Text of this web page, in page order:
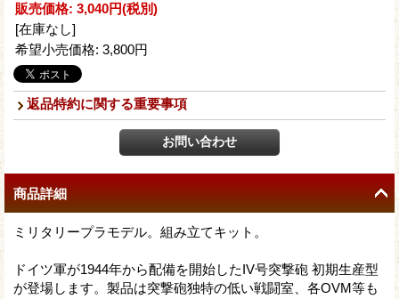
販売価格: 3,040円(税別)
[在庫なし]
希望小売価格: 3,800円
返品特約に関する重要事項
商品詳細
ミリタリープラモデル。組み立てキット。
ドイツ軍が1944年から配備を開始したIV号突撃砲 初期生産型
が登場します。製品は突撃砲独特の低い戦闘室、各OVM等も